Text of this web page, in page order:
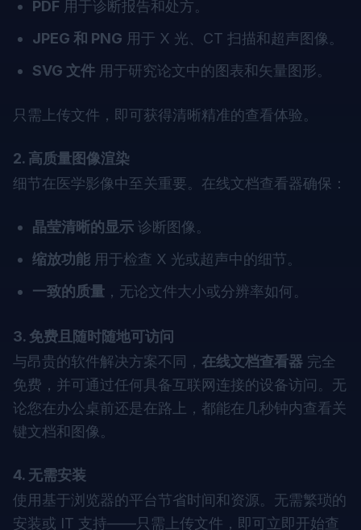
PDF 用于诊断报告和处方。
JPEG 和 PNG 用于 X 光、CT 扫描和超声图像。
SVG 文件 用于研究论文中的图表和矢量图形。
只需上传文件，即可获得清晰精准的查看体验。
2. 高质量图像渲染
细节在医学影像中至关重要。在线文档查看器确保：
晶莹清晰的显示 诊断图像。
缩放功能 用于检查 X 光或超声中的细节。
一致的质量 ，无论文件大小或分辨率如何。
3. 免费且随时随地可访问
与昂贵的软件解决方案不同， 在线文档查看器 完全
免费，并可通过任何具备互联网连接的设备访问。无
论您在办公桌前还是在路上，都能在几秒钟内查看关
键文档和图像。
4. 无需安装
使用基于浏览器的平台节省时间和资源。无需繁琐的
安装或 IT 支持——只需上传文件，即可立即开始查